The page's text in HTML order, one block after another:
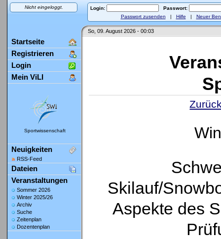
Nicht eingeloggt. Login:
Passwort:
Passwort zusenden | Hilfe | Neuer
So, 09. August 2026 - 00:03
Startseite
Registrieren
Login
Mein ViLI
Sportwissenschaft
Neuigkeiten
RSS-Feed
Dateien
Veranstaltungen
Sommer 2026
Winter 2025/26
Archiv
Suche
Zeitenplan
Dozentenplan
Skilauf/
Aspekte des